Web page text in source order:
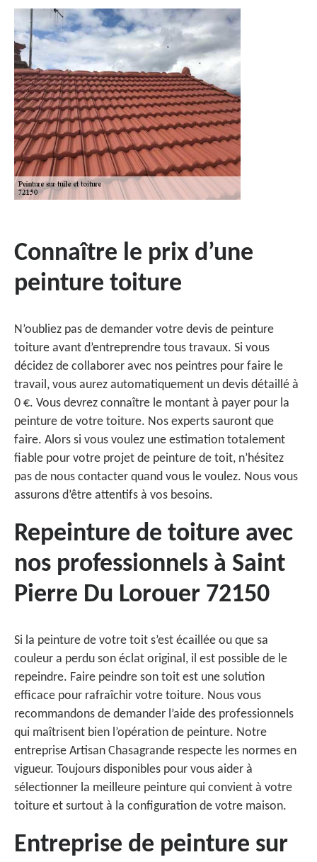
Connaître le prix d’une
peinture toiture
N’oubliez pas de demander votre devis de peinture
toiture avant d’entreprendre tous travaux. Si vous
décidez de collaborer avec nos peintres pour faire le
travail, vous aurez automatiquement un devis détaillé à
0 €. Vous devrez connaître le montant à payer pour la
peinture de votre toiture. Nos experts sauront que
faire. Alors si vous voulez une estimation totalement
fiable pour votre projet de peinture de toit, n’hésitez
pas de nous contacter quand vous le voulez. Nous vous
assurons d’être attentifs à vos besoins.
Repeinture de toiture avec
nos professionnels à Saint
Pierre Du Lorouer 72150
Si la peinture de votre toit s’est écaillée ou que sa
couleur a perdu son éclat original, il est possible de le
repeindre. Faire peindre son toit est une solution
efficace pour rafraîchir votre toiture. Nous vous
recommandons de demander l’aide des professionnels
qui maîtrisent bien l’opération de peinture. Notre
entreprise Artisan Chasagrande respecte les normes en
vigueur. Toujours disponibles pour vous aider à
sélectionner la meilleure peinture qui convient à votre
toiture et surtout à la configuration de votre maison.
Entreprise de peinture sur